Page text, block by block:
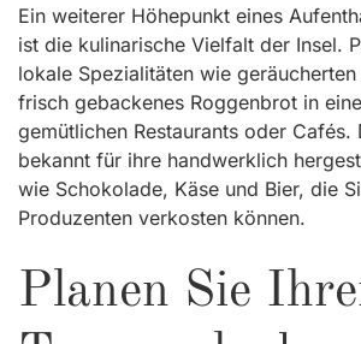
Ein weiterer Höhepunkt eines
ist die kulinarische Vielfalt der Insel.
lokale Spezialitäten wie
frisch gebackenes Roggenbrot in
gemütlichen Restaurants oder Cafés.
bekannt für ihre handwerklich
wie Schokolade, Käse und Bier, die
Produzenten verkosten können.
Planen Sie